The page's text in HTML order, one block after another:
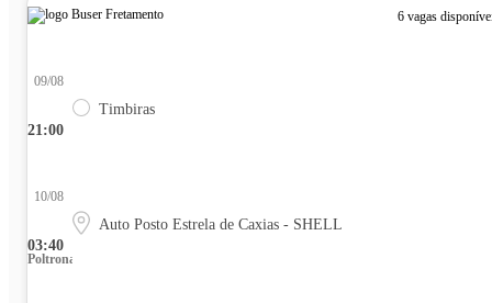
6 vagas
21:00
09/08
Timbiras
03:40
10/08
Auto Posto Estrela de Caxias - SHELL
Poltrona